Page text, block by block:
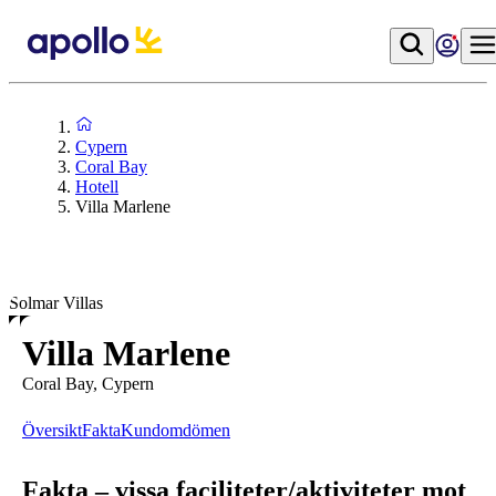
Cypern
Coral Bay
Hotell
Villa Marlene
Solmar Villas
Villa Marlene
Coral Bay, Cypern
ÖversiktFaktaKundomdömen